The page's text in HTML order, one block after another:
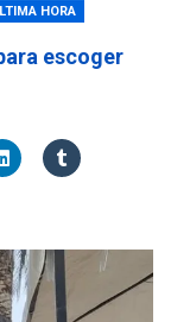
HORA
escoger